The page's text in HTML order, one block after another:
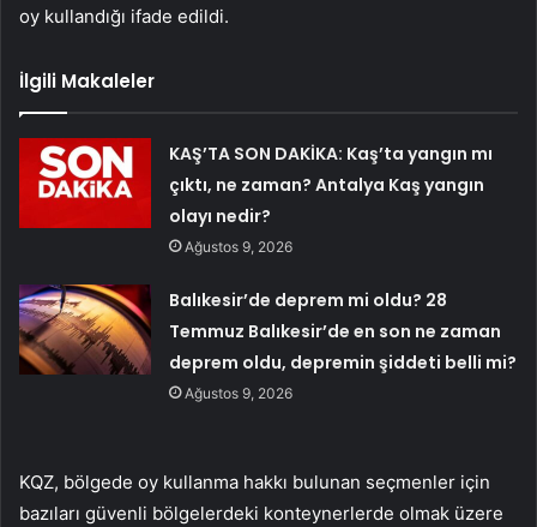
oy kullandığı ifade edildi.
İlgili Makaleler
KAŞ’TA SON DAKİKA: Kaş’ta yangın mı
çıktı, ne zaman? Antalya Kaş yangın
olayı nedir?
Ağustos 9, 2026
Balıkesir’de deprem mi oldu? 28
Temmuz Balıkesir’de en son ne zaman
deprem oldu, depremin şiddeti belli mi?
Ağustos 9, 2026
KQZ, bölgede oy kullanma hakkı bulunan seçmenler için
bazıları güvenli bölgelerdeki konteynerlerde olmak üzere